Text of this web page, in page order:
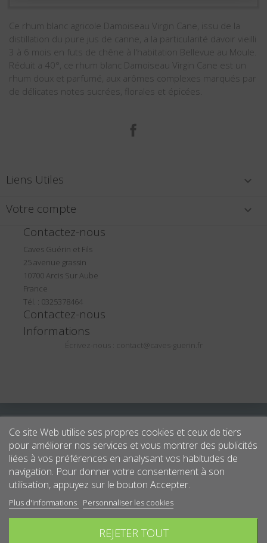
Ce rhum blanc agricole Damoiseau Virgin Cane, issu de la
distillation du pure jus de canne, a la particularité davoir vieilli
3 à 6 mois en futs de chêne à l'habitation Bellevue au Moule.
Réduit a 40°, ce rhum blanc Damoiseau Virgin Cane est un
rhum doux et parfumé, aux arômes complexes marqués par
de délicates notes sucrées, florales et épicées.
Liens Utiles 
Votre compte 
Contactez-nous
Caves Guérin et Fils
25 avenue grassin
10700 Arcis Sur Aube
France
Tél. : 0325378464
Contactez-nous
Informations
Écrivez-nous : contact@caves-guerin.fr
Ce site Web utilise ses propres cookies et ceux de tiers
pour améliorer nos services et vous montrer des publicités
liées à vos préférences en analysant vos habitudes de
navigation. Pour donner votre consentement à son
utilisation, appuyez sur le bouton Accepter.
Plus d'informations Personnaliser les cookies
REJETER TOUT